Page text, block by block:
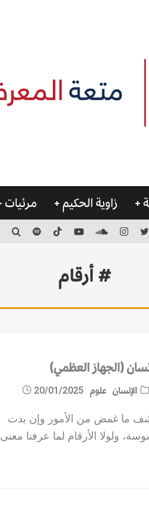
زاوية الحكيم مرئيات
# أرقام
(الجهاز العظمي)
الإنسان علوم 20/01/2025
ما غمض من الأمور وإن بدت
ولولا الأرقام لما عرفنا معنى